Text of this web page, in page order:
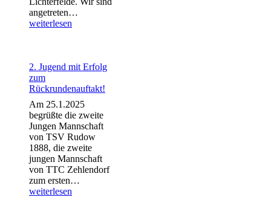
angetreten…
zu
letzten
Spielen
weiterlesen
2. Jugend mit Erfolg
zum
Rückrundenauftakt!
Am 25.1.2025
begrüßte die zweite
Jungen Mannschaft
von TSV Rudow
1888, die zweite
jungen Mannschaft
von TTC Zehlendorf
zum ersten…
weiterlesen